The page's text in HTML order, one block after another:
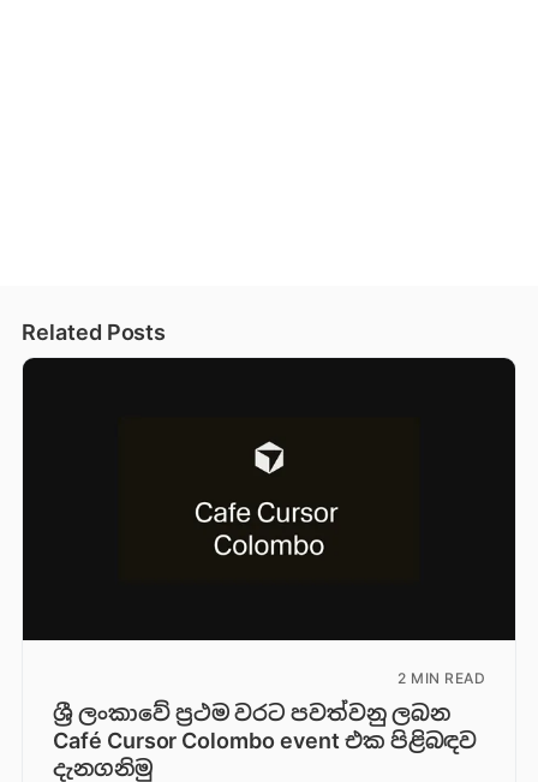
Related Posts
2 MIN READ
ශ්‍රී ලංකාවේ ප්‍රථම වරට පවත්වනු ලබන
Café Cursor Colombo event එක පිළිබඳව
දැනගනිමු